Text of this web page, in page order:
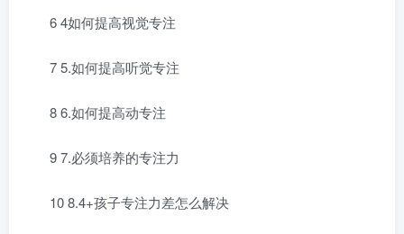
6 4如何提高视觉专注
7 5.如何提高听觉专注
8 6.如何提高动专注
9 7.必须培养的专注力
10 8.4+孩子专注力差怎么解决